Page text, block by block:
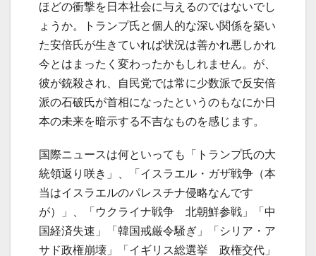
ほどの衝撃を日本社会に与えるのではないでし
ょうか。トランプ氏と個人的な深い関係を築い
た安倍氏が生きていれば状況は善かれ悪しかれ
今とはまったく変わったかもしれません。が、
彼が銃殺され、自民党では常に少数派で反安倍
派の石破氏が首相になったというのもなにか日
本の未来を暗示する不吉なものを感じます。
国際ニュースは何といっても「トランプ氏の大
統領返り咲き」、「イスラエル・ガザ戦争（本
当はイスラエルのパレスチナ侵略なんです
が）」、「ウクライナ戦争 北朝鮮参戦」「中
国経済失速」「韓国戒厳令騒ぎ」「シリア・ア
サド政権崩壊」「イギリス総選挙 政権交代」